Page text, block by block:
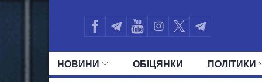
НОВИНИ ОБIЦЯНКИ ПОЛIТИКИ